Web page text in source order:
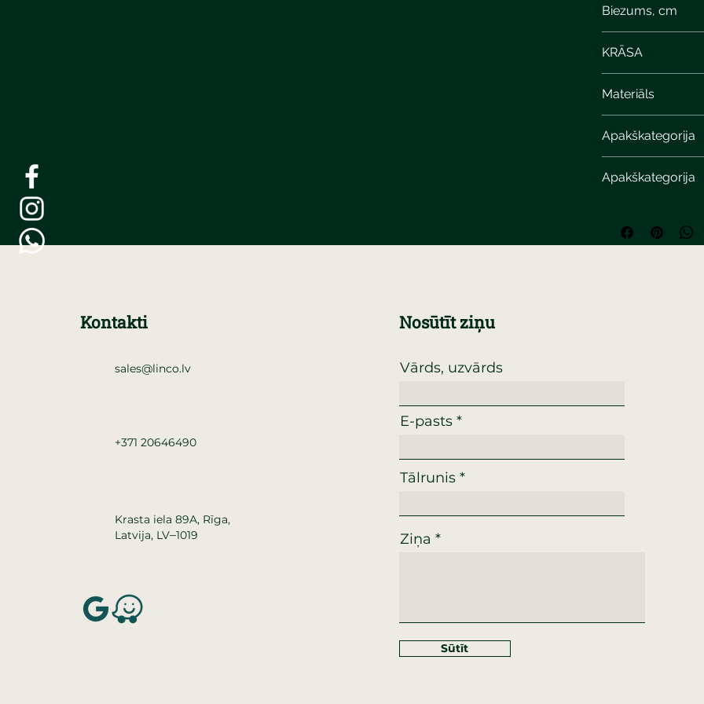
Biezums, cm
KRĀSA
Materiāls
Apakškategorija
Apakškategorija
Kontakti
sales@linco.lv
+371 20646490
Krasta iela 89A, Rīga,
Latvija, LV–1019
Nosūtīt ziņu
Vārds, uzvārds
E-pasts
Tālrunis
Ziņa
Sūtīt